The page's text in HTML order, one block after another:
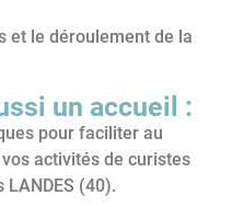
et le déroulement de la
un accueil :
pour faciliter au
activités de curistes
(40).